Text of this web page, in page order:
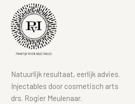
Handen
Rimpels
Hyperpigmentatie
Overmatig zweten
Kaalheid en haarverlies
Epionce huidverzorging
Peeling
Plexr Soft Surgery
PRP-behandeling
RRS HA Eyes
Natuurlijk resultaat, eerlijk advies.
Injectables door cosmetisch arts
drs. Rogier Meulenaar.